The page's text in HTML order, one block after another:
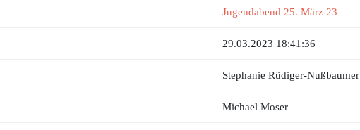
Jugendabend 25. März 23
29.03.2023 18:41:36
Stephanie Rüdiger-Nußbaumer
Michael Moser